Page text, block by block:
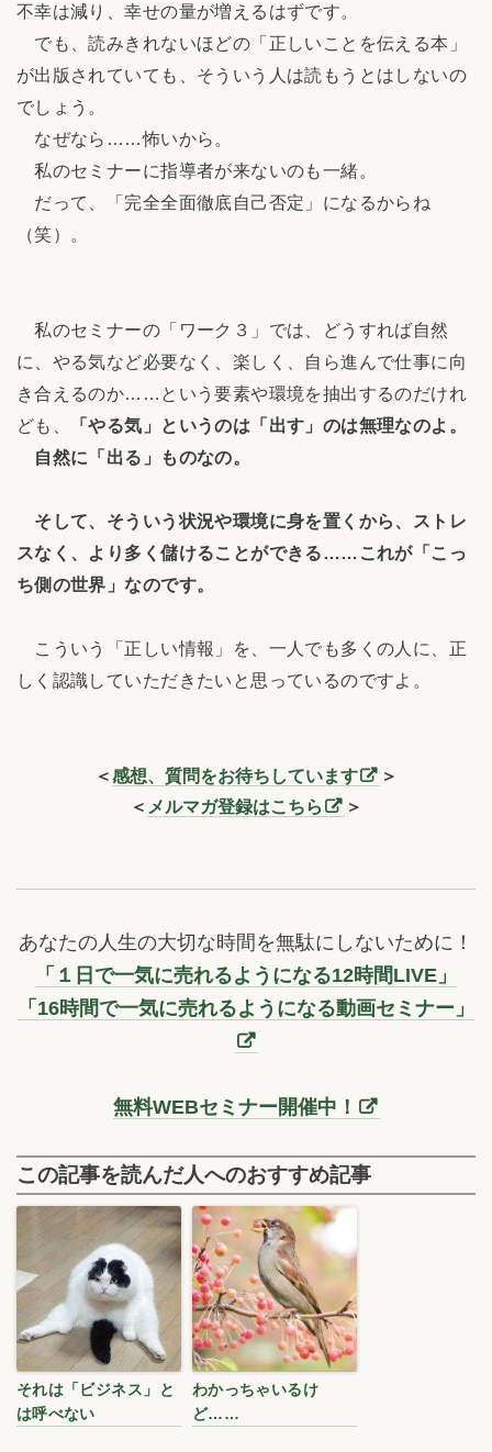
不幸は減り、幸せの量が増えるはずです。
でも、読みきれないほどの「正しいことを伝える本」
が出版されていても、そういう人は読もうとはしないの
でしょう。
なぜなら……怖いから。
私のセミナーに指導者が来ないのも一緒。
だって、「完全全面徹底自己否定」になるからね
（笑）。
私のセミナーの「ワーク３」では、どうすれば自然
に、やる気など必要なく、楽しく、自ら進んで仕事に向
き合えるのか……という要素や環境を抽出するのだけれ
ども、
「やる気」というのは「出す」のは無理なのよ。
自然に「出る」ものなの。
そして、そういう状況や環境に身を置くから、ストレ
スなく、より多く儲けることができる……これが「こっ
ち側の世界」なのです。
こういう「正しい情報」を、一人でも多くの人に、正
しく認識していただきたいと思っているのですよ。
＜感想、質問をお待ちしています
＞
＜ メルマガ登録はこちら ＞
あなたの人生の大切な時間を無駄にしないために！
「１日で一気に売れるようになる12時間LIVE」
「16時間で一気に売れるようになる動画セミナー」
無料WEBセミナー開催中！
この記事を読んだ人へのおすすめ記事
それは「ビジネス」と
は呼べない
わかっちゃいるけ
ど……